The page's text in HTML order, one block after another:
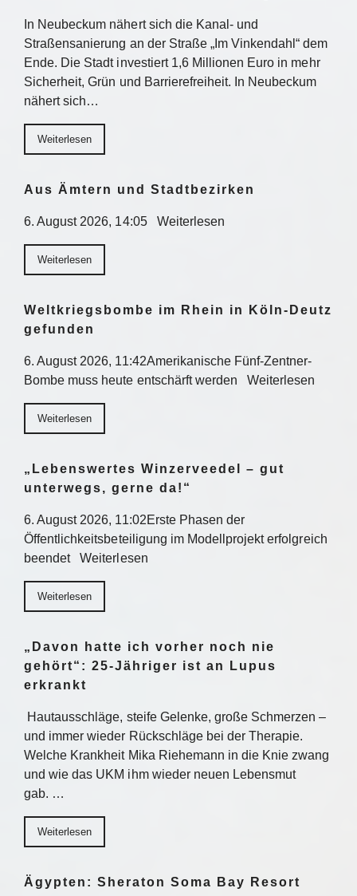
In Neubeckum nähert sich die Kanal- und
Straßensanierung an der Straße „Im Vinkendahl“ dem
Ende. Die Stadt investiert 1,6 Millionen Euro in mehr
Sicherheit, Grün und Barrierefreiheit. In Neubeckum
nähert sich…
Weiterlesen
Aus Ämtern und Stadtbezirken
6. August 2026, 14:05 Weiterlesen
Weiterlesen
Weltkriegsbombe im Rhein in Köln-Deutz
gefunden
6. August 2026, 11:42Amerikanische Fünf-Zentner-
Bombe muss heute entschärft werden Weiterlesen
Weiterlesen
„Lebenswertes Winzerveedel – gut
unterwegs, gerne da!“
6. August 2026, 11:02Erste Phasen der
Öffentlichkeitsbeteiligung im Modellprojekt erfolgreich
beendet Weiterlesen
Weiterlesen
„Davon hatte ich vorher noch nie
gehört“: 25-Jähriger ist an Lupus
erkrankt
Hautausschläge, steife Gelenke, große Schmerzen –
und immer wieder Rückschläge bei der Therapie.
Welche Krankheit Mika Riehemann in die Knie zwang
und wie das UKM ihm wieder neuen Lebensmut
gab. …
Weiterlesen
Ägypten: Sheraton Soma Bay Resort